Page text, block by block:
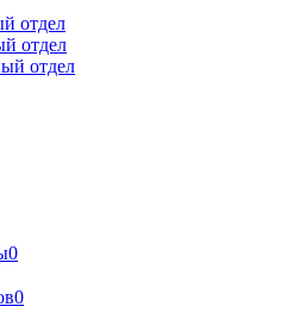
отдел
отдел
отдел
0
0